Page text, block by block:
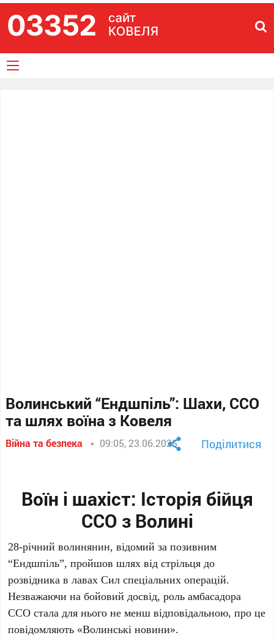
Волинський “Ендшпіль”: Шахи, ССО
та шлях воїна з Ковеля
Війна та безпека 09:05, 23.06.2025 Поділитися
Воїн і шахіст: Історія бійця
ССО з Волині
28-річний волинянин, відомий за позивним
“Ендшпіль”, пройшов шлях від стрільця до
розвідника в лавах Сил спеціальних операцій.
Незважаючи на бойовий досвід, роль амбасадора
ССО стала для нього не менш відповідальною, про це
повідомляють «Волинські новини».